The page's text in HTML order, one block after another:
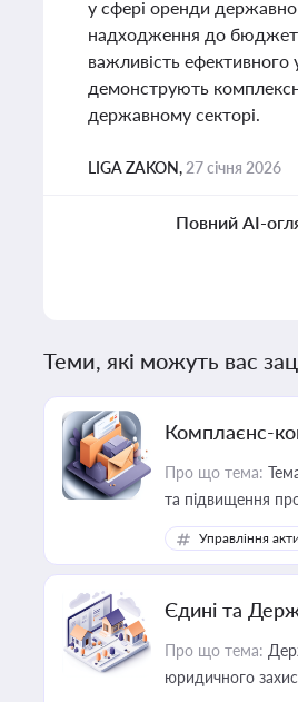
у сфері оренди
надходження до
важливість
демонструють
державному секторі.
LIGA ZAKON, 27 січня 2026
Повний AI-
Теми, які можуть вас
Комплаєнс-
Про що тема:
та підвищення
Управління
Єдині та
Про що тема:
юридичного